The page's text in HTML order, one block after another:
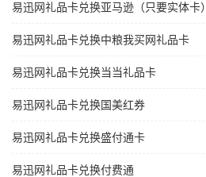
易迅网礼品卡兑换亚马逊（只要实体卡）
易迅网礼品卡兑换中粮我买网礼品卡
易迅网礼品卡兑换当当礼品卡
易迅网礼品卡兑换国美红券
易迅网礼品卡兑换盛付通卡
易迅网礼品卡兑换付费通